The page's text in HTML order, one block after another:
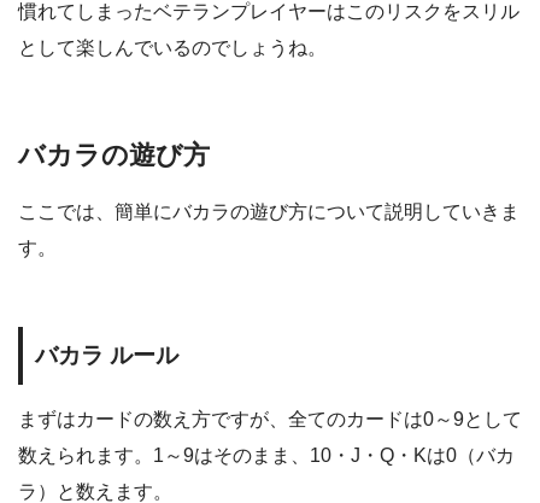
慣れてしまったベテランプレイヤーはこのリスクをスリル
として楽しんでいるのでしょうね。
バカラの遊び方
ここでは、簡単にバカラの遊び方について説明していきま
す。
バカラ ルール
まずはカードの数え方ですが、全てのカードは0～9として
数えられます。1～9はそのまま、10・J・Q・Kは0（バカ
ラ）と数えます。